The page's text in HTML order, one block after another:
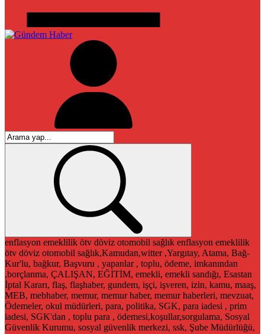
enflasyon emeklilik ötv döviz otomobil sağlık enflasyon emeklilik
ötv döviz otomobil sağlık,Kamudan,witter ,Yargıtay, Atama, Bağ-
Kur'lu, bağkur, Başvuru , yapanlar , toplu, ödeme, imkanından
,borçlanma, ÇALIŞAN, EĞİTİM, emekli, emekli sandığı, Esastan
İptal Kararı, flaş, flaşhaber, gundem, işçi, işveren, izin, kamu, maaş,
MEB, mebhaber, memur, memur haber, memur haberleri, mevzuat,
Ödemeler, okul müdürleri, para, politika, SGK, para iadesi , prim
iadesi, SGK'dan , toplu para , ödemesi,koşullar,sorgulama, Sosyal
Güvenlik Kurumu, sosyal güvenlik merkezi, ssk, Şube Müdürlüğü,